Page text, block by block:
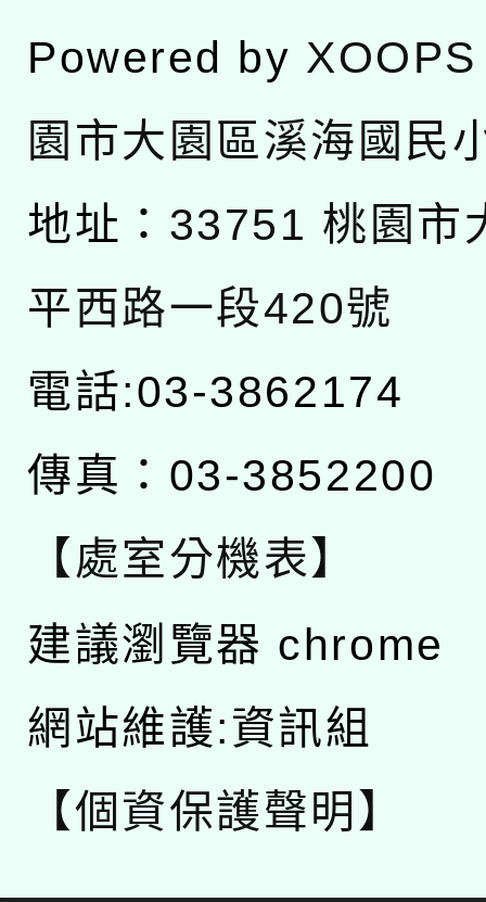
Powered by XOOPS
園市大園區溪海國民
地址： 33751 桃園市
平西路一段420號
電話:03-3862174
傳真：03-3852200
【處室分機表】
建議瀏覽器 chrome
網站維護:資訊組
【個資保護聲明】